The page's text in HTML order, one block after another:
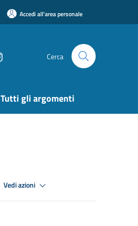
Accedi all'area personale
Cerca
Tutti gli argomenti
Vedi azioni